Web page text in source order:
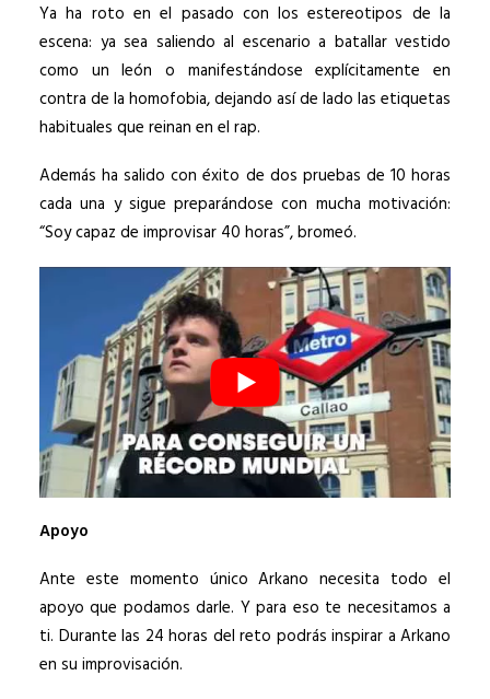
Ya ha roto en el pasado con los estereotipos de la
escena: ya sea saliendo al escenario a batallar vestido
como un león o manifestándose explícitamente en
contra de la homofobia, dejando así de lado las etiquetas
habituales que reinan en el rap.
Además ha salido con éxito de dos pruebas de 10 horas
cada una y sigue preparándose con mucha motivación:
“Soy capaz de improvisar 40 horas”, bromeó.
Apoyo
Ante este momento único Arkano necesita todo el
apoyo que podamos darle. Y para eso te necesitamos a
ti. Durante las 24 horas del reto podrás inspirar a Arkano
en su improvisación.